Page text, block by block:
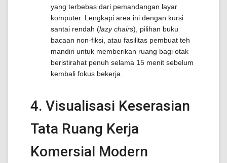
yang terbebas dari pemandangan layar
komputer. Lengkapi area ini dengan kursi
santai rendah (lazy chairs), pilihan buku
bacaan non-fiksi, atau fasilitas pembuat teh
mandiri untuk memberikan ruang bagi otak
beristirahat penuh selama 15 menit sebelum
kembali fokus bekerja.
4. Visualisasi Keserasian
Tata Ruang Kerja
Komersial Modern